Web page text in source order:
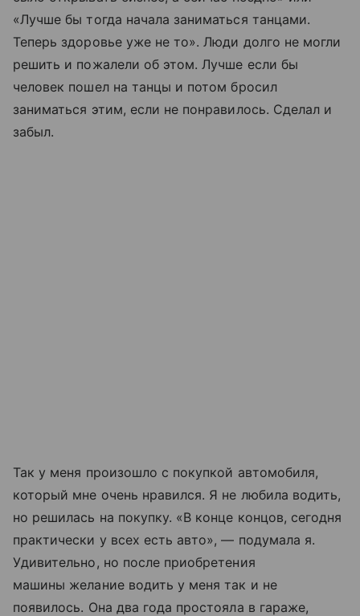
«Лучше бы тогда начала заниматься танцами.
Теперь здоровье уже не то». Люди долго не могли
решить и пожалели об этом. Лучше если бы
человек пошел на танцы и потом бросил
заниматься этим, если не понравилось. Сделал и
забыл.
Так у меня произошло с покупкой автомобиля,
который мне очень нравился. Я не любила водить,
но решилась на покупку. «В конце концов, сегодня
практически у всех есть авто», — подумала я.
Удивительно, но после приобретения
машины желание водить у меня так и не
появилось. Она два года простояла в гараже,